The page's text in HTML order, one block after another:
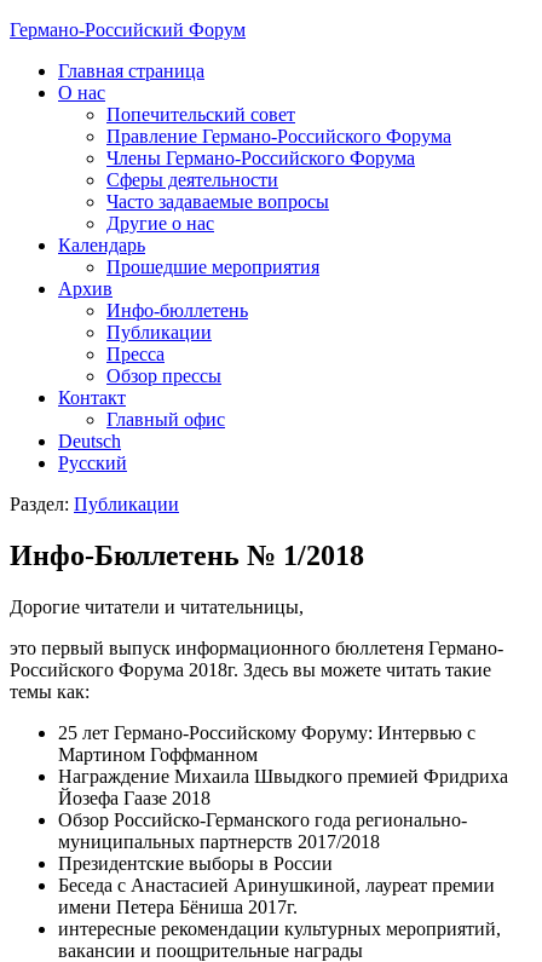
Германо-Российский Форум
Главная страница
О нас
Попечительский совет
Правление Германо-Российского Форума
Члены Германо-Российского Форума
Сферы деятельности
Часто задаваемые вопросы
Другие о нас
Календарь
Прошедшие мероприятия
Архив
Инфо-бюллетень
Публикации
Пресса
Обзор прессы
Контакт
Главный офис
Deutsch
Русский
Раздел: Публикации
Инфо-Бюллетень № 1/2018
Дорогие читатели и читательницы,
это первый выпуск информационного бюллетеня Германо-
Российского Форума 2018г. Здесь вы можете читать такие
темы как:
25 лет Германо-Российскому Форуму: Интервью с
Мартином Гоффманном
Награждение Михаила Швыдкого премией Фридриха
Йозефа Гаазе 2018
Обзор Российско-Германского года регионально-
муниципальных партнерств 2017/2018
Президентские выборы в России
Беседа с Анастасией Аринушкиной, лауреат премии
имени Петера Бёниша 2017г.
интересные рекомендации культурных мероприятий,
вакансии и поощрительные награды